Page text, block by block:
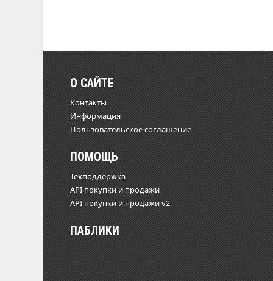
О САЙТЕ
Контакты
Информация
Пользовательское соглашение
ПОМОЩЬ
Техподдержка
API покупки и продажи
API покупки и продажи v2
ПАБЛИКИ